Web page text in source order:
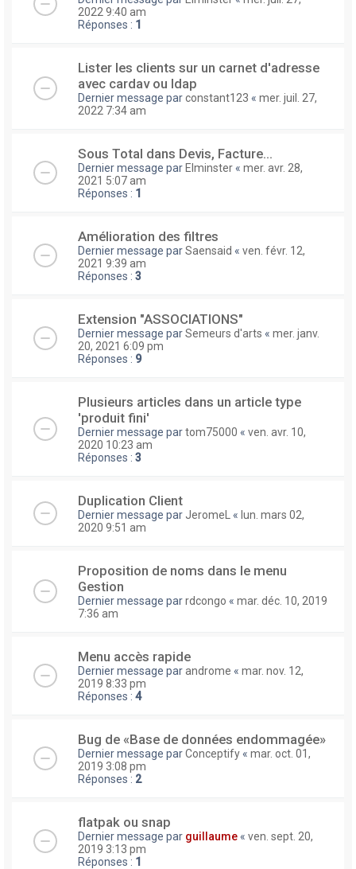
2022 9:40 am
Réponses : 1
Lister les clients sur un carnet d'adresse
avec cardav ou ldap
Dernier message parconstant123 « mer. juil. 27,
2022 7:34 am
Sous Total dans Devis, Facture...
Dernier message parElminster « mer. avr. 28,
2021 5:07 am
Réponses : 1
Amélioration des filtres
Dernier message parSaensaid « ven. févr. 12,
2021 9:39 am
Réponses : 3
Extension "ASSOCIATIONS"
Dernier message parSemeurs d'arts « mer. janv.
20, 2021 6:09 pm
Réponses : 9
Plusieurs articles dans un article type
'produit fini'
Dernier message partom75000 « ven. avr. 10,
2020 10:23 am
Réponses : 3
Duplication Client
Dernier message par JeromeL « lun. mars 02,
2020 9:51 am
Proposition de noms dans le menu
Gestion
Dernier message parrdcongo « mar. déc. 10, 2019
7:36 am
Menu accès rapide
Dernier message parandrome « mar. nov. 12,
2019 8:33 pm
Réponses : 4
Bug de «Base de données endommagée»
Dernier message parConceptify « mar. oct. 01,
2019 3:08 pm
Réponses : 2
flatpak ou snap
Dernier message par guillaume « ven. sept. 20,
2019 3:13 pm
Réponses : 1